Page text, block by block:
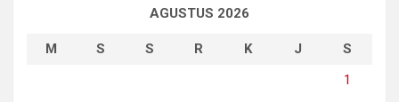
AGUSTUS 2026
M S S R K J
S
1